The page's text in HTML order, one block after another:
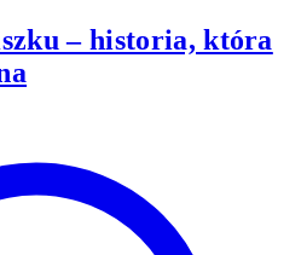
– historia, która